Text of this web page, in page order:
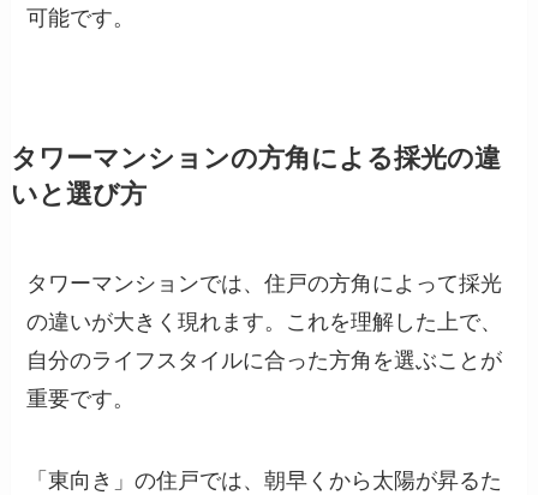
可能です。
タワーマンションの方角による採光の違
いと選び方
タワーマンションでは、住戸の方角によって採光
の違いが大きく現れます。これを理解した上で、
自分のライフスタイルに合った方角を選ぶことが
重要です。
「東向き」の住戸では、朝早くから太陽が昇るた